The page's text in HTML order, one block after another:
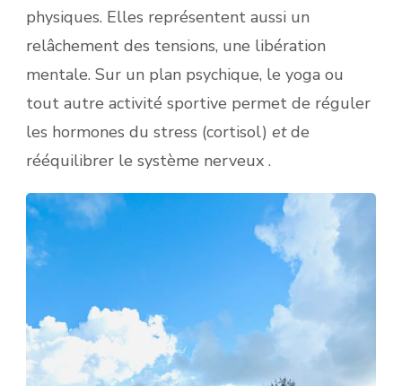
physiques. Elles représentent aussi un
relâchement des tensions, une libération
mentale. Sur un plan psychique, le yoga ou
tout autre activité sportive permet de réguler
les hormones du stress (cortisol) etde
rééquilibrer le système nerveux .